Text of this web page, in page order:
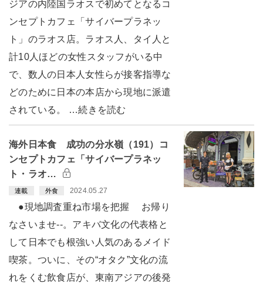
ジアの内陸国ラオスで初めてとなるコ
ンセプトカフェ「サイバープラネッ
ト」のラオス店。ラオス人、タイ人と
計10人ほどの女性スタッフがいる中
で、数人の日本人女性らが接客指導な
どのために日本の本店から現地に派遣
されている。 …続きを読む
海外日本食 成功の分水嶺（191）コ
ンセプトカフェ「サイバープラネッ
ト・ラオ…
連載 外食 2024.05.27
●現地調査重ね市場を把握 お帰り
なさいませ--。アキバ文化の代表格と
して日本でも根強い人気のあるメイド
喫茶。ついに、その“オタク”文化の流
れをくむ飲食店が、東南アジアの後発